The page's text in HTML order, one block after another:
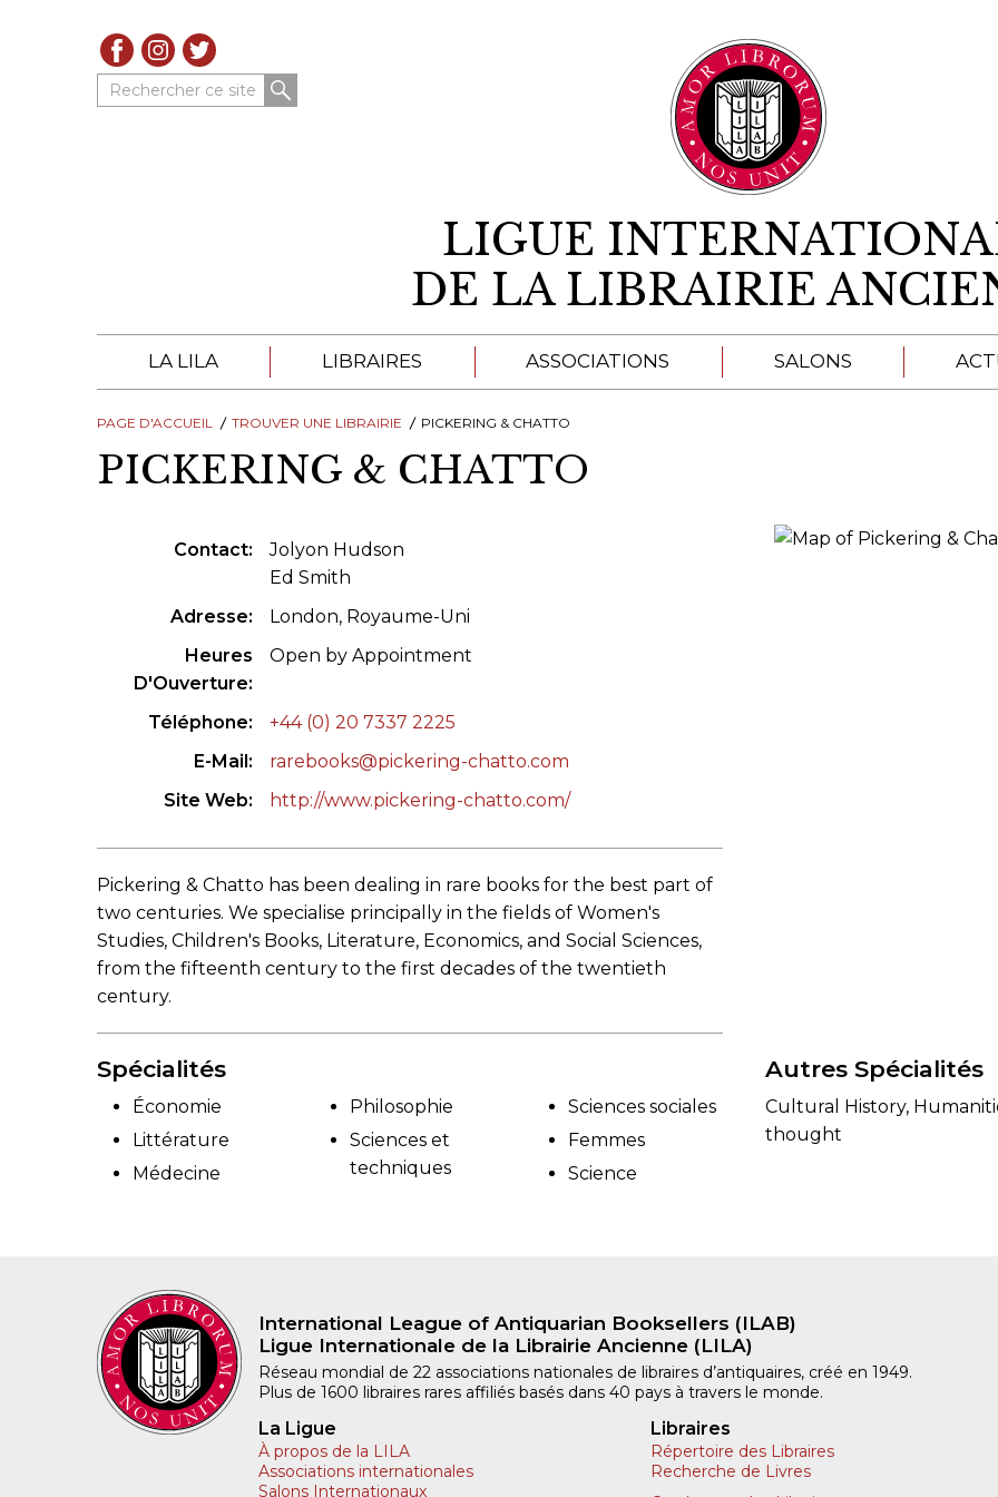
Rechercher ce site
LIGUE
DE LA LIBRAIRIE
LA LILA
À PROPOS DE LA LILA
TROUVER UNE LIBRAIRIE
SALONS INTERNATIONAUX DE LA LILA
L'HISTOIRE DE LA LILA
VIDEOS AND RESSOURCES
COMITÉ DE LA LILA
CONTACT
LIBRAIRES
LIBRAIRES DE LA LILA
CATALOGUES
RÉPERTOIRE DES LIBRAIRIES
ASSOCIATIONS SALONS
PAGE D'ACCUEIL TROUVER UNE LIBRAIRIE PICKERING & CHATTO
PICKERING & CHATTO
Contact
Jolyon Hudson
Ed Smith
Adresse
London, Royaume-Uni
Heures
D'Ouverture
Open by Appointment
Téléphone
+44 (0) 20 7337 2225
E-Mail
rarebooks@pickering-chatto.com
Site Web
http://www.pickering-chatto.com/
Pickering & Chatto has been dealing in rare books for the best part of
two centuries. We specialise principally in the fields of Women's
Studies, Children's Books, Literature, Economics, and Social Sciences,
from the fifteenth century to the first decades of the twentieth
century.
Spécialités
Économie
Littérature
Médecine
Philosophie
Sciences et
techniques
Sciences sociales
Femmes
Science
Autres Spécialités
Cultural History,
thought
International League of Antiquarian Booksellers (ILAB)
Ligue Internationale de la Librairie Ancienne (LILA)
Réseau mondial de 22 associations nationales de libraires d’antiquaires, créé en 1949.
Plus de 1600 libraires rares affiliés basés dans 40 pays à travers le monde.
La Ligue
À propos de la LILA
Associations internationales
Salons Internationaux
Libraires
Répertoire des Libraires
Recherche de Livres